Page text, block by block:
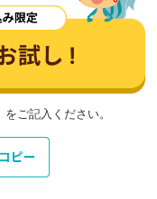
をご記入ください。